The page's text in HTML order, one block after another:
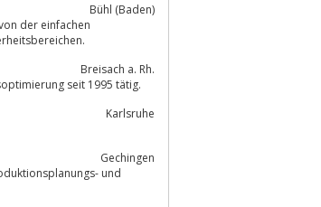
Bühl (Baden)
Breisach a. Rh.
seit 1995 tätig.
Karlsruhe
Gechingen